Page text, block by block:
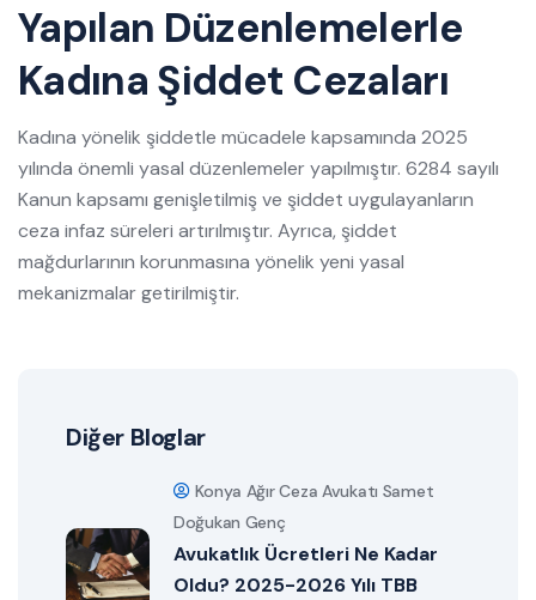
Yapılan Düzenlemelerle
Kadına Şiddet Cezaları
Kadına yönelik şiddetle mücadele kapsamında 2025
yılında önemli yasal düzenlemeler yapılmıştır. 6284 sayılı
Kanun kapsamı genişletilmiş ve şiddet uygulayanların
ceza infaz süreleri artırılmıştır. Ayrıca, şiddet
mağdurlarının korunmasına yönelik yeni yasal
mekanizmalar getirilmiştir.
Diğer Bloglar
Konya Ağır Ceza Avukatı Samet
Doğukan Genç
Avukatlık Ücretleri Ne Kadar
Oldu? 2025-2026 Yılı TBB